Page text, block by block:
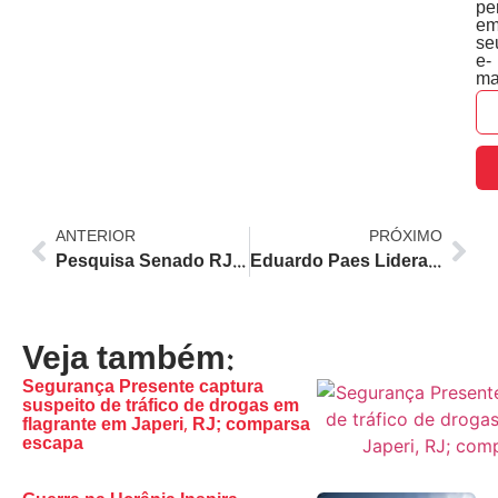
e-
ANTERIOR
Pesquisa Senado RJ: Benedita lidera, enquanto Jordy e Portinho aparecem distantes do topo após saída de Cláudio Castro
PRÓXIMO
Eduardo Paes Lidera Pesquisa para Governo do RJ com 48,3%, Douglas Ruas e Garotinho Empatam Tecnicamente na Segunda Posição
Veja também:
Segurança Presente captura
suspeito de tráfico de drogas em
flagrante em Japeri, RJ; comparsa
escapa